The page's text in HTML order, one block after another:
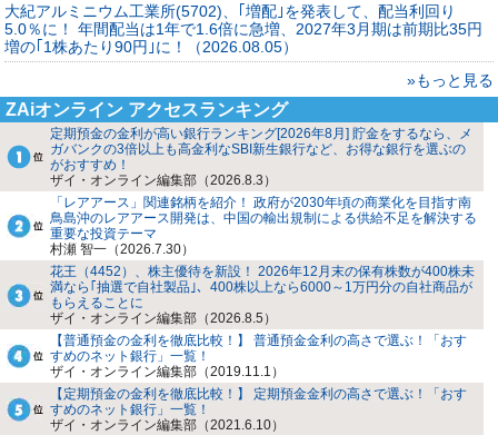
大紀アルミニウム工業所(5702)、｢増配｣を発表して、配当利回り
5.0％に！ 年間配当は1年で1.6倍に急増、2027年3月期は前期比35円
増の｢1株あたり90円｣に！（2026.08.05）
»もっと見る
ZAiオンライン アクセスランキング
定期預金の金利が高い銀行ランキング[2026年8月] 貯金をするなら、メ
ガバンクの3倍以上も高金利なSBI新生銀行など、お得な銀行を選ぶの
がおすすめ！
ザイ・オンライン編集部（2026.8.3）
「レアアース」関連銘柄を紹介！ 政府が2030年頃の商業化を目指す南
鳥島沖のレアアース開発は、中国の輸出規制による供給不足を解決する
重要な投資テーマ
村瀬 智一（2026.7.30）
花王（4452）、株主優待を新設！ 2026年12月末の保有株数が400株未
満なら｢抽選で自社製品｣、400株以上なら6000～1万円分の自社商品が
もらえることに
ザイ・オンライン編集部（2026.8.5）
【普通預金の金利を徹底比較！】 普通預金金利の高さで選ぶ！「おす
すめのネット銀行」一覧！
ザイ・オンライン編集部（2019.11.1）
【定期預金の金利を徹底比較！】 定期預金金利の高さで選ぶ！「おす
すめのネット銀行」一覧！
ザイ・オンライン編集部（2021.6.10）